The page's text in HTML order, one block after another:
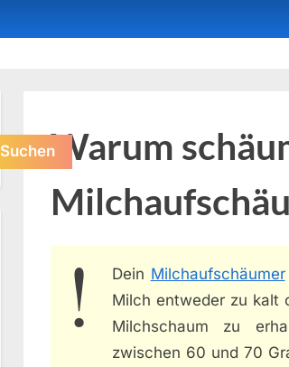
Warum
Dein Milchaufschäumer
Milch entweder zu kalt
Milchschaum zu
zwischen 60 und 70
Suchen